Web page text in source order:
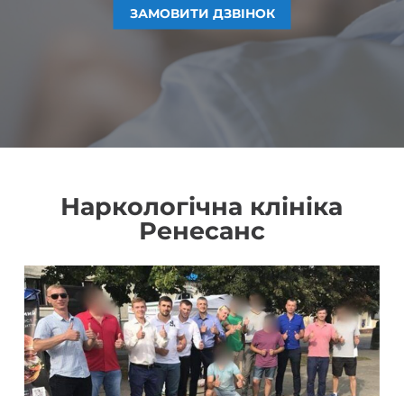
ЗАМОВИТИ ДЗВІНОК
ЗАМОВИТИ ДЗВІНОК
ЗАМОВИТИ ДЗВІНОК
ЗАМОВИТИ ДЗВІНОК
Наркологічна клініка
Ренесанс